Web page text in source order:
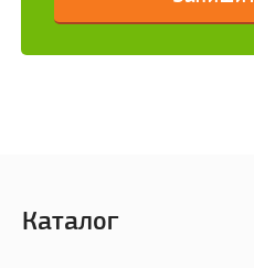
Каталог